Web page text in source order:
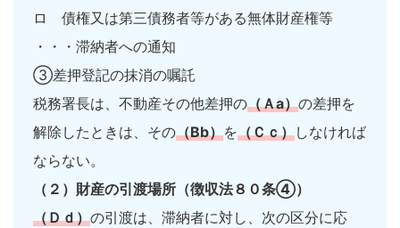
ロ 債権又は第三債務者等がある無体財産権等
・・・滞納者への通知
③差押登記の抹消の嘱託
税務署長は、不動産その他差押の（Ａa）の差押を
解除したときは、その（Bb）を（Ｃｃ）しなければ
ならない。
（２）財産の引渡場所（徴収法８０条④）
（Ｄｄ）の引渡は、滞納者に対し、次の区分に応